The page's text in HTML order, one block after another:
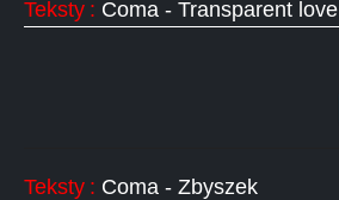
Teksty : Coma - Transparent love
Teksty : Coma - Zbyszek